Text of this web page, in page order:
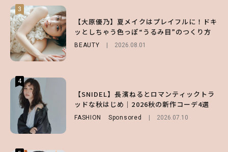
3
【大原優乃】夏メイクはプレイフルに！ドキ
ッとしちゃう色っぽ“うるみ目”のつくり方
BEAUTY 2026.08.01
4
【SNIDEL】長濱ねるとロマンティックトラ
ッドな秋はじめ｜2026秋の新作コーデ4選
FASHION Sponsored 2026.07.10
3
【スタバ】約160通りのカスタマイズができ
る⁉ 39店舗限定『My フルーツ³ フラペチー
ノ®』を徹底レポ♡
4
【大原優乃】夏メイクはプレイフルに！ドキ
ッとしちゃう色っぽ“うるみ目”のつくり方
BEAUTY 2026.08.01
3
【谷まりあ】夏は“シアースカート”でさり
げなく肌見せ！透け感のニュアンスを楽しめ
るマストハブアイテム4選
4
月直伝♡ ドライシャンプー「バティスト」
を使ったプロ級スタイリング3選
Sponsored